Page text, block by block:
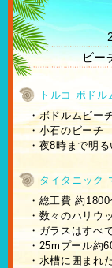
ビー
トルコ ボドル
・ボドルムビー
・小石のビーチ
・夜8時まで明
タイタニック
・総工費 約1800
・数々のハリウ
・ガラスはすべ
・25mプール約
・水槽に囲まれ